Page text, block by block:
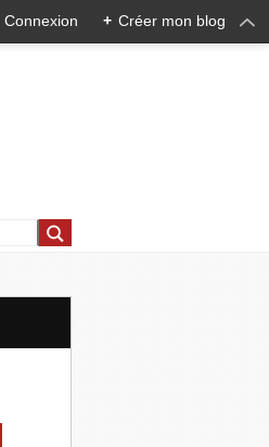
Connexion + Créer mon blog